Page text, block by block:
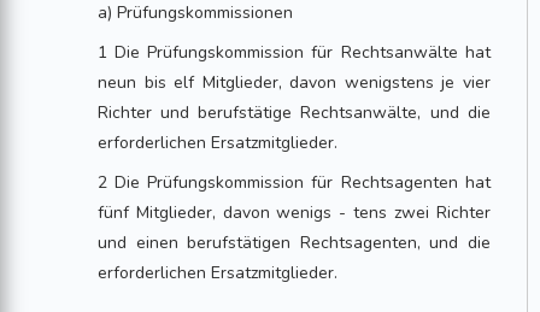
a) Prüfungskommissionen
1 Die Prüfungskommission für Rechtsanwälte hat
neun bis elf Mitglieder, davon wenigstens je vier
Richter und berufstätige Rechtsanwälte, und die
erforderlichen Ersatzmitglieder.
2 Die Prüfungskommission für Rechtsagenten hat
fünf Mitglieder, davon wenigs - tens zwei Richter
und einen berufstätigen Rechtsagenten, und die
erforderlichen Ersatzmitglieder.